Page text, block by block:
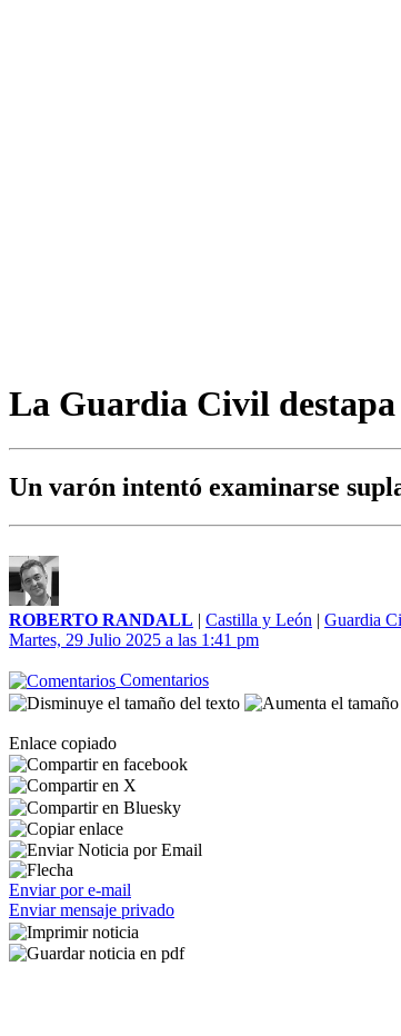
La Guardia Civil
Un varón intentó examinarse
ROBERTO RANDALL | Castilla y León | Guardia
Martes, 29 Julio 2025 a las 1:41 pm
Comentarios
Enlace copiado
Enviar por e-mail
Enviar mensaje privado